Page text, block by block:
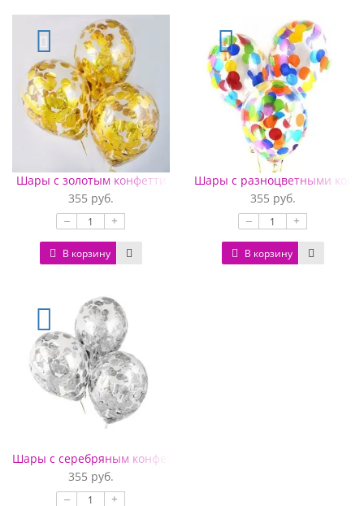
Шары с золотым конфетти
355 руб.
– +
В корзину
Шары с разноцветными
355 руб.
– +
В корзину
Шары с серебряным конфетти
355 руб.
– +